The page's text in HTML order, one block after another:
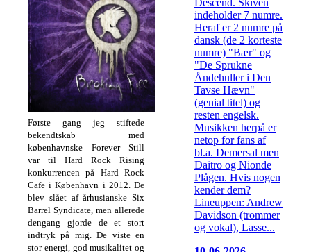
Første gang jeg stiftede
bekendtskab med
københavnske Forever Still
var til Hard Rock Rising
konkurrencen på Hard Rock
Cafe i København i 2012. De
blev slået af århusianske Six
Barrel Syndicate, men allerede
dengang gjorde de et stort
indtryk på mig. De viste en
stor energi, god musikalitet og
indeholder 7 numre.
Heraf er 2 numre på
dansk (de 2 korteste
numre) "Bær" og
"De Sprukne
Åndehuller i Den
Tavse Hævn"
(genial titel) og
resten engelsk.
Musikken herpå er
netop for fans af
bl.a. Demersal men
Daitro og Nionde
Plågen. Hvis nogen
kender dem?
Lineuppen: Andrew
Davidson (trommer
og vokal), Lasse...